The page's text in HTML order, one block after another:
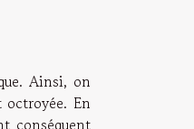
Ainsi, on
En